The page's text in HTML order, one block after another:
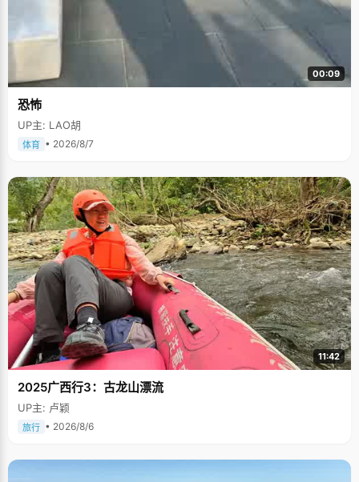
00:09
恐怖
UP主: LAO胡
体育 • 2026/8/7
11:42
2025广西行3：古龙山漂流
UP主: 卢颖
旅行 • 2026/8/6